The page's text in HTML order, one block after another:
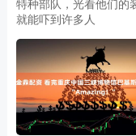
就能吓到许多人